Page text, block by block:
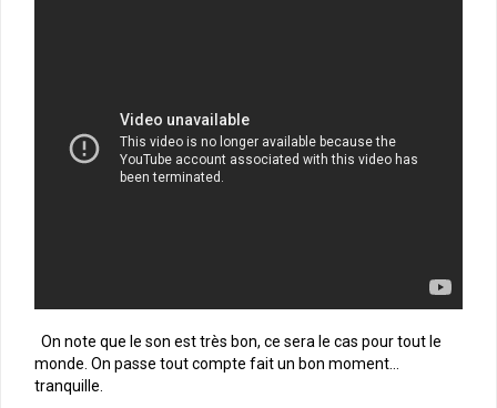
On note que le son est très bon, ce sera le cas pour tout le
monde. On passe tout compte fait un bon moment…
tranquille.